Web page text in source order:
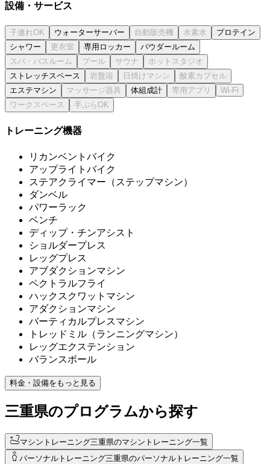
設備・サービス
ウォーターサーバー
プロテイン
シャワー
専用ロッカー パウダールーム
ストレッチスペース
エステマシン
体組成計
トレーニング機器
リカンベントバイク
アップライトバイク
ステアクライマー（ステップマシン）
ダンベル
パワーラック
ベンチ
ディップ・チンアシスト
ショルダープレス
レッグプレス
アブダクションマシン
ペクトラルフライ
ハックスクワットマシン
アダクションマシン
バーティカルプレスマシン
トレッドミル（ランニングマシン）
レッグエクステンション
バランスボール
料金・設備をもっと見る
三重県のプログラムから探す
マシントレーニング三重県のマシントレーニング一覧
パーソナルトレーニング三重県のパーソナルトレーニング一覧